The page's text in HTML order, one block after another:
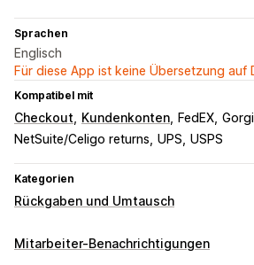
Sprachen
Englisch
Für diese App ist keine Übersetzung auf
Kompatibel mit
Checkout Kundenkonten FedEX
NetSuite/Celigo returns UPS USPS
Kategorien
Rückgaben und Umtausch
Rückgabeoptionen
Mitarbeiter-Benachrichtigungen